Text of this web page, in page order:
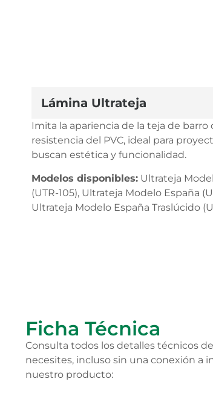
Lámina Ultrateja
Imita la apariencia de la teja de barro
resistencia del PVC, ideal para
buscan estética y funcionalidad.
Modelos disponibles: Ultrateja
(UTR-105), Ultrateja Modelo España
Ultrateja Modelo España Traslúcido
Ficha Técnica
Consulta todos los detalles técnicos
necesites, incluso sin una conexión a
nuestro producto: